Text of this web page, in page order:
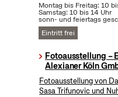
Montag bis Freitag: 10
Samstag: 10 bis 14 Uhr
sonn- und feiertags
Eintritt frei
Fotoausstellung –
Alexianer Köln
Fotoausstellung von
Sasa Trifunovic und